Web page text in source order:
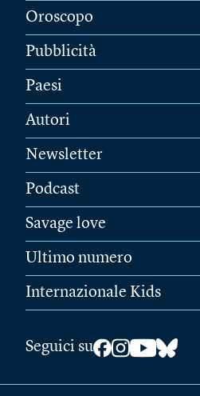
Oroscopo
Pubblicità
Paesi
Autori
Newsletter
Podcast
Savage love
Ultimo numero
Internazionale Kids
Seguici su